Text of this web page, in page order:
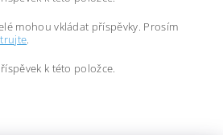
mohou vkládat příspěvky. Prosím
.
k této položce.